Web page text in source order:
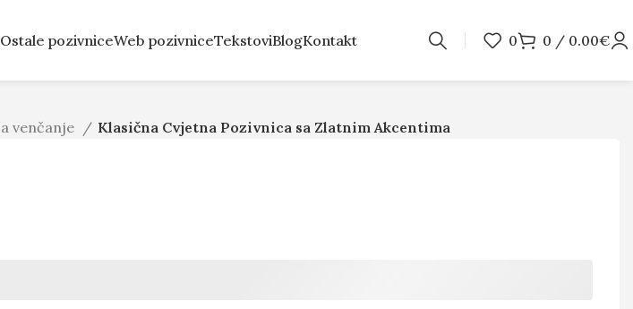
Ostale pozivniceWeb pozivniceTekstoviBlogKontakt 0 0 / 0.00€
venčanje Klasična Cvjetna Pozivnica sa Zlatnim Akcentima